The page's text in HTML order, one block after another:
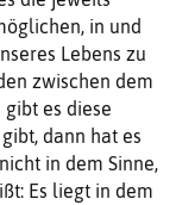
in und
Lebens zu
zwischen dem
es diese
dann hat es
in dem Sinne,
Es liegt in dem